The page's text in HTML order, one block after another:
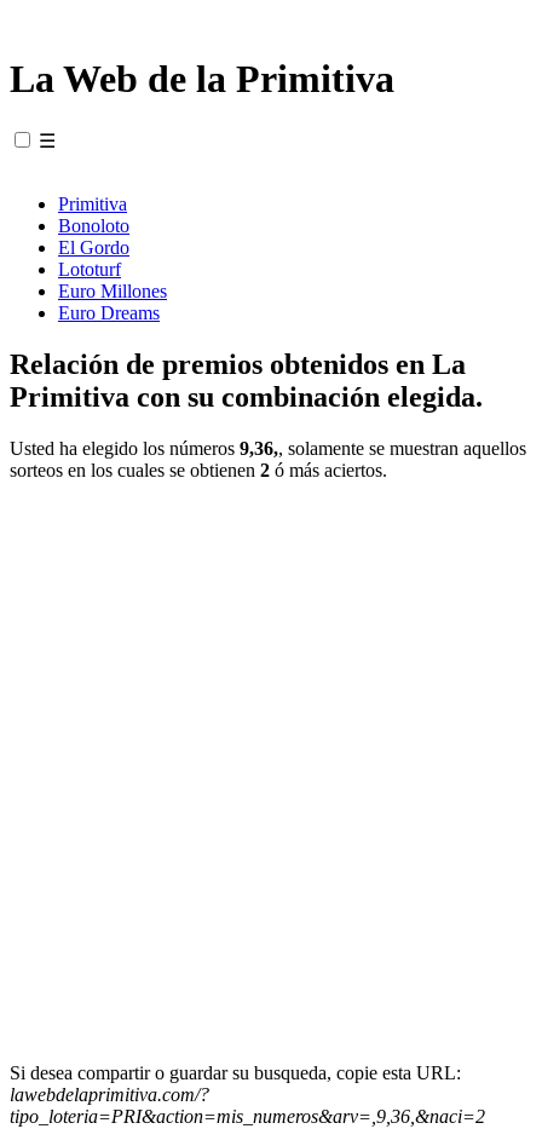
La Web de la Primitiva
☰
Primitiva
Bonoloto
El Gordo
Lototurf
Euro Millones
Euro Dreams
Relación de premios obtenidos en La
Primitiva con su combinación elegida.
Usted ha elegido los números 9,36,, solamente se muestran aquellos
sorteos en los cuales se obtienen 2 ó más aciertos.
Si desea compartir o guardar su busqueda, copie esta URL:
lawebdelaprimitiva.com/?
tipo_loteria=PRI&action=mis_numeros&arv=,9,36,&naci=2